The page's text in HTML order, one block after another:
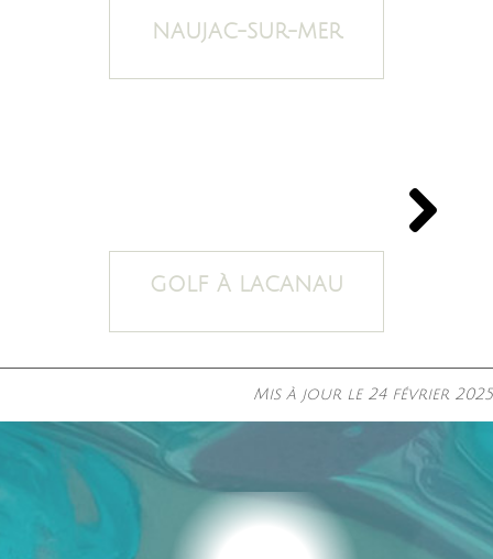
NAUJAC-SUR-MER
GOLF À LACANAU
Mis à jour le 24 février 2025